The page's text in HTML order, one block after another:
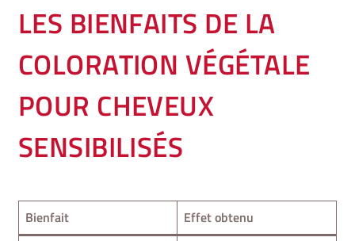
LES BIENFAITS DE LA
COLORATION VÉGÉTALE
POUR CHEVEUX
SENSIBILISÉS
Bienfait Effet obtenu